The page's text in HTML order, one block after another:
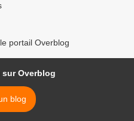
portail Overblog
Overblog
blog